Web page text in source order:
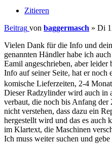
Zitieren
Beitrag von baggermasch » Di
Vielen Dank für die Info und
genannten Händler habe ich
Eamil angeschrieben, aber
Info auf seiner Seite, hat er noch
komische Lieferzeiten, 2-4
Dieser Radzylinder wird auch in
verbaut, die noch bis Anfang der
nicht verstehen, dass dazu ein
hergestellt wird und das es
im Klartext, die Maschinen
Ich muss weiter suchen und